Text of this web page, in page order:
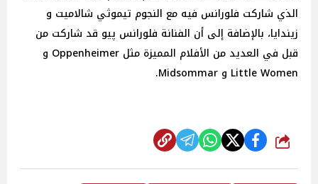
الذي شاركت فلورانس فيه مع النجوم تيموثي شالاميت و
زيندايا، بالإضافة إلى أن الفنانة فلورانس پيو قد شاركت من
قبل في العديد من الأفلام المميزة مثل Oppenheimer و
Little Women و Midsommar.
شارك